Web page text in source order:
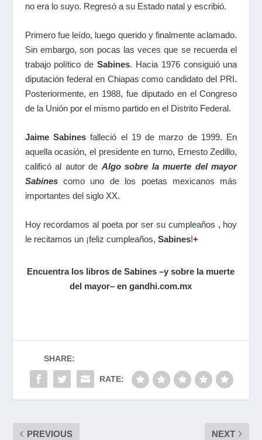
no era lo suyo. Regresó a su Estado natal y escribió.
Primero fue leído, luego querido y finalmente aclamado.
Sin embargo, son pocas las veces que se recuerda el
trabajo político deSabines. Hacia 1976 consiguió una
diputación federal en Chiapas como candidato del PRI.
Posteriormente, en 1988, fue diputado en el Congreso
de la Unión por el mismo partido en el Distrito Federal.
Jaime Sabinesfalleció el 19 de marzo de 1999. En
aquella ocasión, el presidente en turno, Ernesto Zedillo,
calificó al autor de Algo sobre la muerte del mayor
Sabinescomo uno de los poetas mexicanos más
importantes del siglo XX.
Hoy recordamos al poeta por ser su cumpleaños , hoy
le recitamos un ¡feliz cumpleaños, Sabines!+
Encuentra los libros de Sabines –y sobre la muerte
del mayor– en gandhi.com.mx
SHARE:
RATE:
PREVIOUS NEXT